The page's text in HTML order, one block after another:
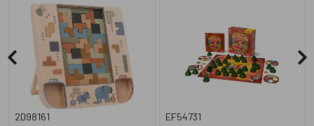
2D98161
EF54731